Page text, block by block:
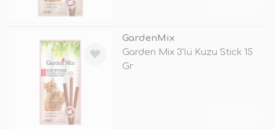
GardenMix
Garden Mix 3'lü Kuzu Stick 15
Gr